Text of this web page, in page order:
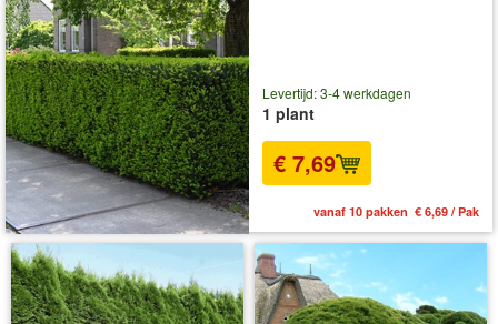
Levertijd: 3-4 werkdagen
1 plant
€ 7,69
vanaf 10 pakken € 6,69 / Pak